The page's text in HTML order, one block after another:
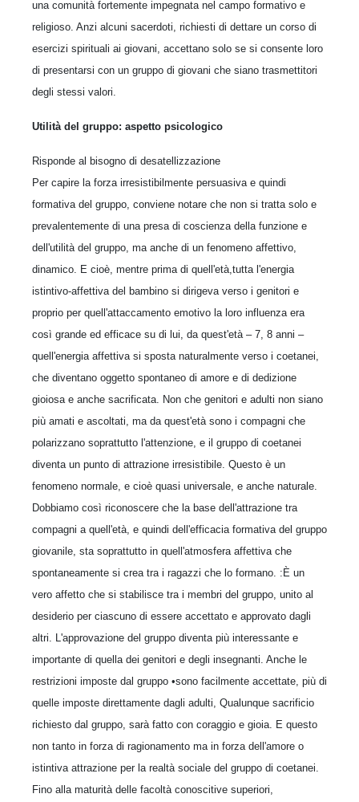
una comunità fortemente impegnata nel campo formativo e
religioso. Anzi alcuni sacerdoti, richiesti di dettare un corso di
esercizi spirituali ai giovani, accettano solo se si consente loro
di presentarsi con un gruppo di giovani che siano trasmettitori
degli stessi valori.
Utilità del gruppo: aspetto psicologico
Risponde al bisogno di desatellizzazione
Per capire la forza irresistibilmente persuasiva e quindi
formativa del gruppo, conviene notare che non si tratta solo e
prevalentemente di una presa di coscienza della funzione e
dell'utilità del gruppo, ma anche di un fenomeno affettivo,
dinamico. E cioè, mentre prima di quell'età,tutta l'energia
istintivo-affettiva del bambino si dirigeva verso i genitori e
proprio per quell'attaccamento emotivo la loro influenza era
così grande ed efficace su di lui, da quest'età – 7, 8 anni –
quell'energia affettiva si sposta naturalmente verso i coetanei,
che diventano oggetto spontaneo di amore e di dedizione
gioiosa e anche sacrificata. Non che genitori e adulti non siano
più amati e ascoltati, ma da quest'età sono i compagni che
polarizzano soprattutto l'attenzione, e il gruppo di coetanei
diventa un punto di attrazione irresistibile. Questo è un
fenomeno normale, e cioè quasi universale, e anche naturale.
Dobbiamo così riconoscere che la base dell'attrazione tra
compagni a quell'età, e quindi dell'efficacia formativa del gruppo
giovanile, sta soprattutto in quell'atmosfera affettiva che
spontaneamente si crea tra i ragazzi che lo formano. :È un
vero affetto che si stabilisce tra i membri del gruppo, unito al
desiderio per ciascuno di essere accettato e approvato dagli
altri. L'approvazione del gruppo diventa più interessante e
importante di quella dei genitori e degli insegnanti. Anche le
restrizioni imposte dal gruppo •sono facilmente accettate, più di
quelle imposte direttamente dagli adulti, Qualunque sacrificio
richiesto dal gruppo, sarà fatto con coraggio e gioia. E questo
non tanto in forza di ragionamento ma in forza dell'amore o
istintiva attrazione per la realtà sociale del gruppo di coetanei.
Fino alla maturità delle facoltà conoscitive superiori,